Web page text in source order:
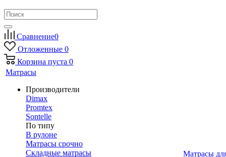
Сравнение0
Отложенные 0
Корзина пуста 0
Матрасы
Производители
Dimax
Promtex
Sontelle
По типу
В рулоне
Матрасы срочно
Складные матрасы
Матрасы